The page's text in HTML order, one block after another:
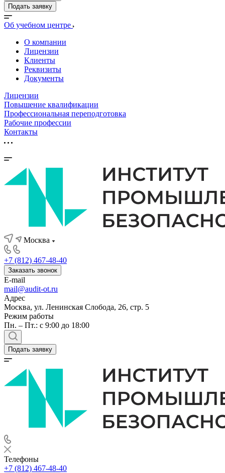
Подать заявку
Об учебном центре
О компании
Лицензии
Клиенты
Реквизиты
Документы
Лицензии
Повышение квалификации
Профессиональная переподготовка
Рабочие профессии
Контакты
Москва
+7 (812) 467-48-40
Заказать звонок
E-mail
mail@audit-ot.ru
Адрес
Москва, ул. Ленинская Слобода, 26, стр. 5
Режим работы
Пн. – Пт.: с 9:00 до 18:00
Подать заявку
Телефоны
+7 (812) 467-48-40